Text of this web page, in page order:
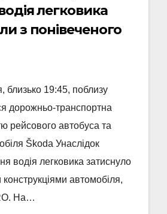
легковика
з понівеченого
близько 19:45, поблизу
дорожньо-транспортна
рейсового автобуса та
Škoda Унаслідок
водія легковика затиснуло
автомобіля,
На…